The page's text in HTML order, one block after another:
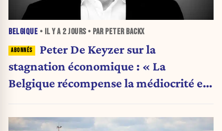
BELGIQUE • IL Y A 2 JOURS• PAR PETER BACKX
Peter De Keyzer sur la
stagnation économique : « La
Belgique récompense la médiocrité et